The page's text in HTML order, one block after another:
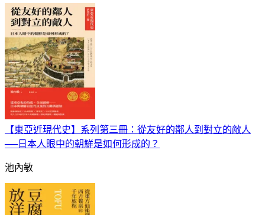
【東亞近現代史】系列第三冊：從友好的鄰人到對立的敵人
──日本人眼中的朝鮮是如何形成的？
池內敏